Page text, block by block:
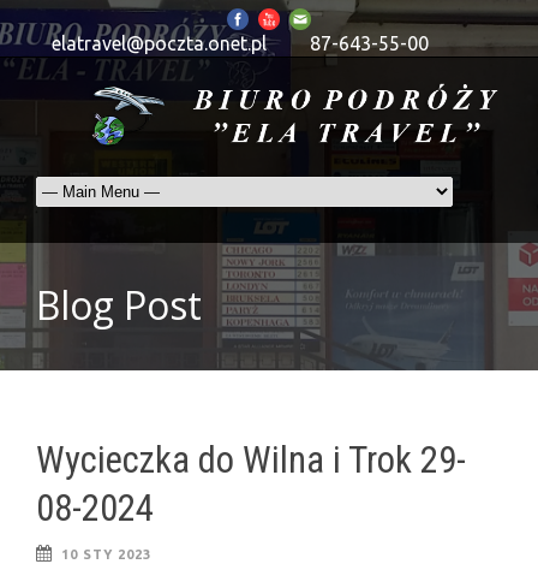
elatravel@poczta.onet.pl 87-643-55-00
Blog Post
Wycieczka do Wilna i Trok 29-
08-2024
10 STY 2023